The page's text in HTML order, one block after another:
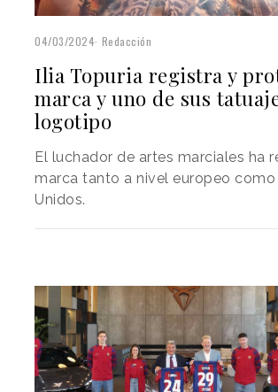
04/03/2024 Redacción
Ilia Topuria registra y
marca y uno de sus
logotipo
El luchador de artes marciales ha
marca tanto a nivel europeo como
Unidos.